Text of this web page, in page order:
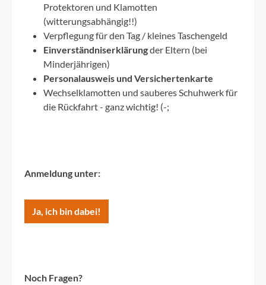
Protektoren und Klamotten
(witterungsabhängig!!)
Verpflegung für den Tag / kleines Taschengeld
Einverständniserklärungder Eltern (bei
Minderjährigen)
Personalausweis und Versichertenkarte
Wechselklamotten und sauberes Schuhwerk für
die Rückfahrt - ganz wichtig! (-;
Anmeldung unter:
Ja, ich bin dabei!
Noch Fragen?